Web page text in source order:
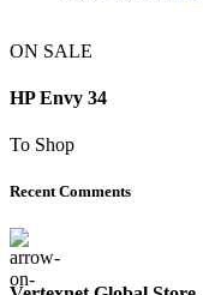
ON SALE
HP Envy 34
To Shop
Recent Comments